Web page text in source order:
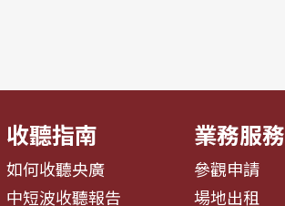
收聽指南
如何收聽央廣
中短波收聽報告
業務服務
參觀申請
場地出租